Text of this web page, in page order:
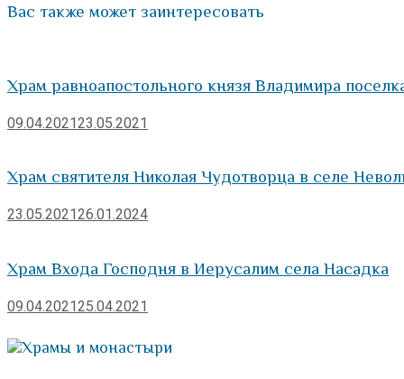
Вас также может заинтересовать
Храм равноапостольного князя Владимира
09.04.202123.05.2021
Храм святителя Николая Чудотворца в селе
23.05.202126.01.2024
Храм Входа Господня в Иерусалим села Насадка
09.04.202125.04.2021
Храмы и монастыри